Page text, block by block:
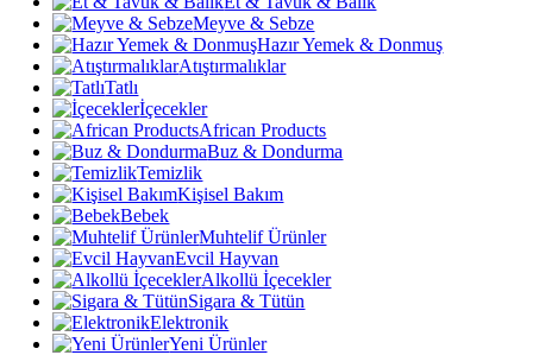
Meyve & Sebze
Hazır Yemek & Donmuş
Atıştırmalıklar
Tatlı
İçecekler
African Products
Buz & Dondurma
Temizlik
Kişisel Bakım
Bebek
Muhtelif Ürünler
Evcil Hayvan
Alkollü İçecekler
Sigara & Tütün
Elektronik
Yeni Ürünler